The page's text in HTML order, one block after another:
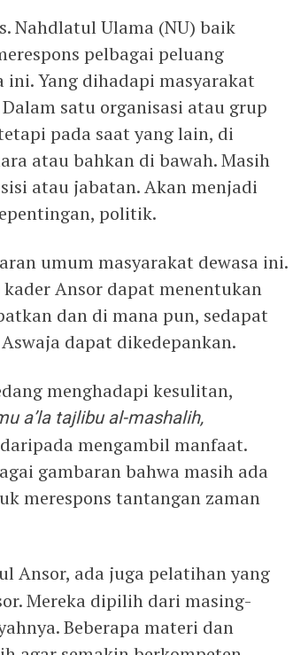
Nahdlatul Ulama (NU) baik
pelbagai peluang
Yang dihadapi masyarakat
satu organisasi atau grup
pada saat yang lain, di
atau bahkan di bawah. Masih
atau jabatan. Akan menjadi
politik.
umum masyarakat dewasa ini.
Ansor dapat menentukan
dan di mana pun, sedapat
dapat dikedepankan.
menghadapi kesulitan,
a’la tajlibu al-mashalih,
mengambil manfaat.
gambaran bahwa masih ada
merespons tantangan zaman
Ansor, ada juga pelatihan yang
Mereka dipilih dari masing-
Beberapa materi dan